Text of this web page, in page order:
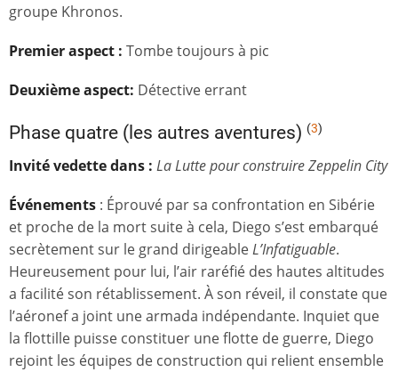
groupe Khronos.
Premier aspect : Tombe toujours à pic
Deuxième aspect: Détective errant
Phase quatre (les autres aventures) (3)
Invité vedette dans : La Lutte pour construire Zeppelin City
Événements : Éprouvé par sa confrontation en Sibérie
et proche de la mort suite à cela, Diego s’est embarqué
secrètement sur le grand dirigeableL’Infatiguable.
Heureusement pour lui, l’air raréfié des hautes altitudes
a facilité son rétablissement. À son réveil, il constate que
l’aéronef a joint une armada indépendante. Inquiet que
la flottille puisse constituer une flotte de guerre, Diego
rejoint les équipes de construction qui relient ensemble